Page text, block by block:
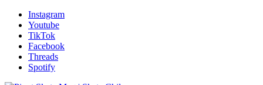
Instagram
Youtube
TikTok
Facebook
Threads
Spotify